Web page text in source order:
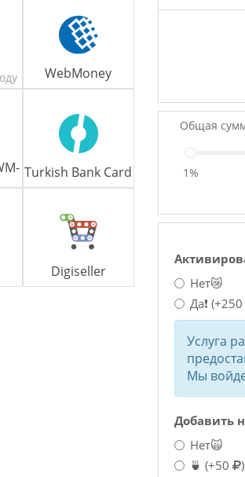
WebMoney
Turkish Bank Card
Digiseller
Общая
1%
Нет😿
Да❗ (+250
Услуга
Мы
Добавить
Нет🙀
🍵 (+50
)